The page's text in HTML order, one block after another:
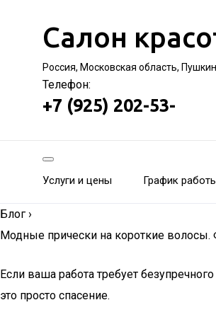
Салон
Россия, Московская область,
Телефон:
+7 (925) 202-53-
Услуги и цены График
Блог ›
Модные прически на короткие
Если ваша работа требует
это просто спасение.